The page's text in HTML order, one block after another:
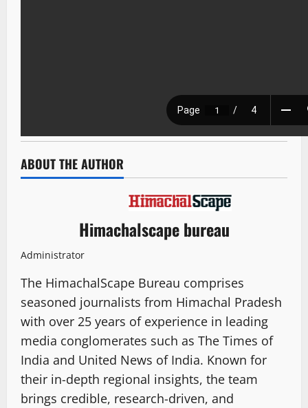
ABOUT THE AUTHOR
Himachalscape bureau
Administrator
The HimachalScape Bureau comprises
seasoned journalists from Himachal Pradesh
with over 25 years of experience in leading
media conglomerates such as The Times of
India and United News of India. Known for
their in-depth regional insights, the team
brings credible, research-driven, and